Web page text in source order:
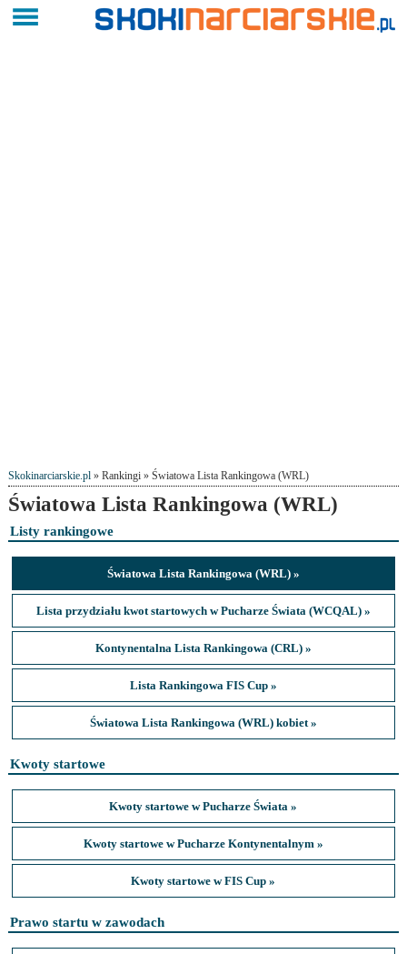
Skokinarciarskie.pl» Rankingi » Światowa Lista Rankingowa (WRL)
Światowa Lista Rankingowa (WRL)
Listy rankingowe
Światowa Lista Rankingowa (WRL) »
Lista przydziału kwot startowych w Pucharze Świata (WCQAL) »
Kontynentalna Lista Rankingowa (CRL) »
Lista Rankingowa FIS Cup »
Światowa Lista Rankingowa (WRL) kobiet »
Kwoty startowe
Kwoty startowe w Pucharze Świata »
Kwoty startowe w Pucharze Kontynentalnym »
Kwoty startowe w FIS Cup »
Prawo startu w zawodach